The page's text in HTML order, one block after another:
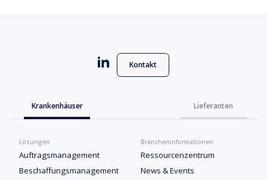
Kontakt
Krankenhäuser Lieferanten
Lösungen
Auftragsmanagement
Beschaffungsmanagement
Brancheninformationen
Ressourcenzentrum
News & Events